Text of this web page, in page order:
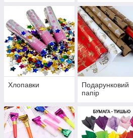
Хлопавки
Подарунковий
папір